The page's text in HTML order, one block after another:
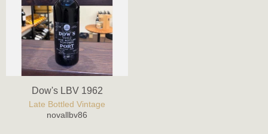
Dow's LBV 1962
Late Bottled Vintage
novallbv86